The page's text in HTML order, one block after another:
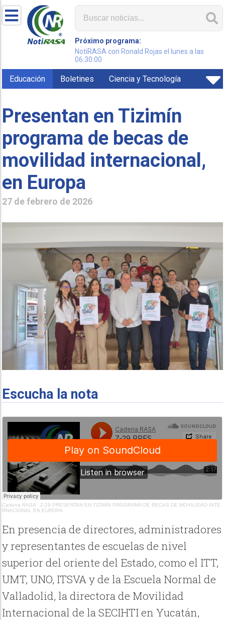
Próximo programa:
NotiRASA con Ronald Rojas el lunes a las
06:30:00
Educación Boletines Ciencia y Tecnología
Presentan en Tizimín
programa de becas de
movilidad internacional,
en Europa
27 de febrero de 2026
Escucha la nota
Cadena RASA · Z-29 PRESENTAN EN TIZIMÍN PROGRAMA DE BECAS DE MOVILIDAD INTE
RNACIONAL EN EUROPA
En presencia de directores, administradores
y representantes de escuelas de nivel
superior del oriente del Estado, como el ITT,
UMT, UNO, ITSVA y de la Escuela Normal de
Valladolid, la directora de Movilidad
Internacional de la SECIHTI en Yucatán,